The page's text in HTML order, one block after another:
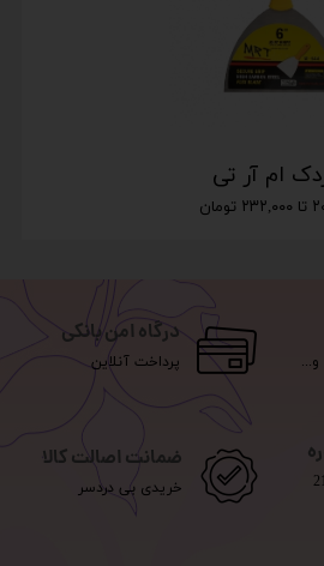
ام آر تی
درگاه امن بانکی
پرداخت آنلاین
ضمانت اصالت کالا
خریدی بی دردسر